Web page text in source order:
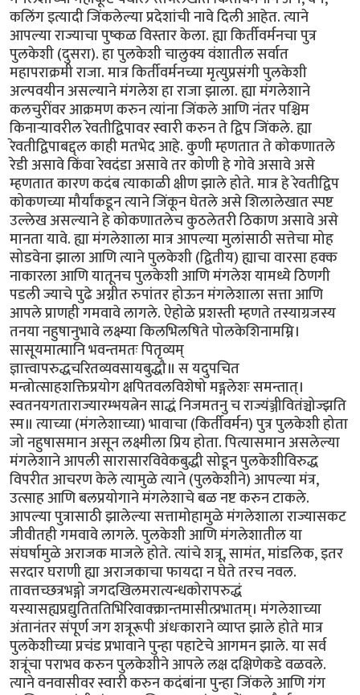
कलिंग इत्यादी जिंकलेल्या प्रदेशांची नावे दिली आहेत. त्याने
आपल्या राज्याचा पुष्कळ विस्तार केला. ह्या किर्तीवर्मनचा पुत्र
पुलकेशी (दुसरा). हा पुलकेशी चालुक्य वंशातील सर्वात
महापराक्रमी राजा. मात्र किर्तीवर्मनच्या मृत्युप्रसंगी पुलकेशी
अल्पवयीन असल्याने मंगलेश हा राजा झाला. ह्या मंगलेशाने
कलचुरींवर आक्रमण करुन त्यांना जिंकले आणि नंतर पश्चिम
किनार्‍यावरील रेवतीद्विपावर स्वारी करुन ते द्विप जिंकले. ह्या
रेवतीद्विपाबद्द्ल काही मतभेद आहे. कुणी म्हणतात ते कोकणातले
रेडी असावे किंवा रेवदंडा असावे तर कोणी हे गोवे असावे असे
म्हणतात कारण कदंब त्याकाळी क्षीण झाले होते. मात्र हे रेवतीद्विप
कोकणच्या मौर्यांकडून त्याने जिंकून घेतले असे शिलालेखात स्पष्ट
उल्लेख असल्याने हे कोकणातलेच कुठलेतरी ठिकाण असावे असे
मानता यावे. ह्या मंगलेशाला मात्र आपल्या मुलांसाठी सत्तेचा मोह
सोडवेना झाला आणि त्याने पुलकेशी (द्वितीय) ह्याचा वारसा हक्क
नाकारला आणि यातूनच पुलकेशी आणि मंगलेश यामध्ये ठिणगी
पडली ज्याचे पुढे अग्नीत रुपांतर होऊन मंगलेशाला सत्ता आणि
आपले प्राणही गमवावे लागले. ऐहोळे प्रशस्ती म्हणते तस्याग्रजस्य
तनया नहुषानुभावे लक्ष्म्या किलभिलषिते पोलकेशिनामम्नि।
सासूयमात्मानि भवन्तमतः पितृव्यम्
ज्ञात्त्वापरुद्धचरितव्यवसायबुद्धौ॥ स यदुपचित
मन्त्रोत्साहशक्तिप्रयोग क्षपितवलविशेषो मङ्गलेशः समन्तात्।
स्वतनयगताराज्यारम्भयत्नेन साद्धं निजमतनु च राज्यंञ्जीवितंञ्चोज्झति
स्म॥ त्याच्या (मंगलेशाच्या) भावाचा (किर्तीवर्मन) पुत्र पुलकेशी होता
जो नहुषासमान असून लक्ष्मीला प्रिय होता. पित्यासमान असलेल्या
मंगलेशाने आपली सारासारविवेकबुद्धी सोडून पुलकेशीविरुद्ध
विपरीत आचरण केले त्यामुळे त्याने (पुलकेशीने) आपल्या मंत्र,
उत्साह आणि बलप्रयोगाने मंगलेशाचे बळ नष्ट करुन टाकले.
आपल्या पुत्रासाठी झालेल्या सत्तामोहामुळे मंगलेशाला राज्यासकट
जीवीतही गमवावे लागले. पुलकेशी आणि मंगलेशातील या
संघर्षामुळे अराजक माजले होते. त्यांचे शत्रू, सामंत, मांडलिक, इतर
सरदार घराणी ह्या अराजकाचा फायदा न घेते तरच नवल.
तावत्तच्छत्रभङ्गो जगदखिलमरात्यन्धकोरापरुद्धं
यस्यासह्यप्रद्युतिततिभिरिवाक्क्रान्तमासीत्प्रभातम्। मंगलेशाच्या
अंतानंतर संपूर्ण जग शत्रूरूपी अंधःकाराने व्याप्त झाले होते मात्र
पुलकेशीच्या प्रचंड प्रभावाने पुन्हा पहाटेचे आगमन झाले. या सर्व
शत्रूंचा पराभव करुन पुलकेशीने आपले लक्ष दक्षिणेकडे वळवले.
त्याने वनवासीवर स्वारी करुन कदंबांना पुन्हा जिंकले आणि गंग